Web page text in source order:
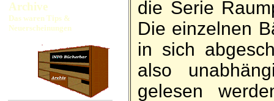
Archive
Das waren Tips &
Neuerscheinungen
die Serie
Die ein­zelnen
in sich
also
ge­lesen